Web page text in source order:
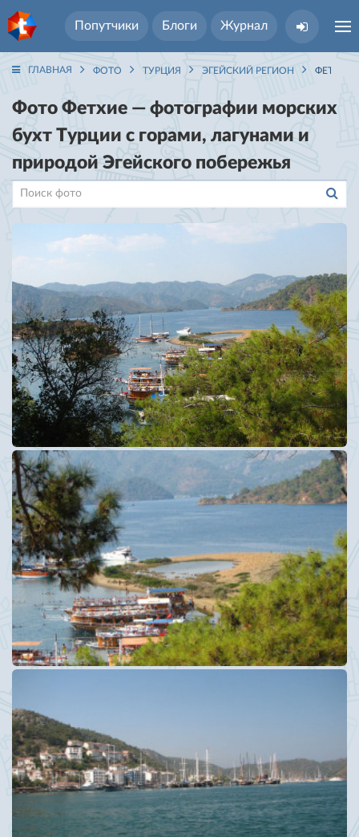
Попутчики Блоги Журнал
ГЛАВНАЯ ФОТО ТУРЦИЯ ЭГЕЙСКИЙ РЕГИОН ФЕТХИЕ
Фото Фетхие — фотографии морских
бухт Турции с горами, лагунами и
природой Эгейского побережья